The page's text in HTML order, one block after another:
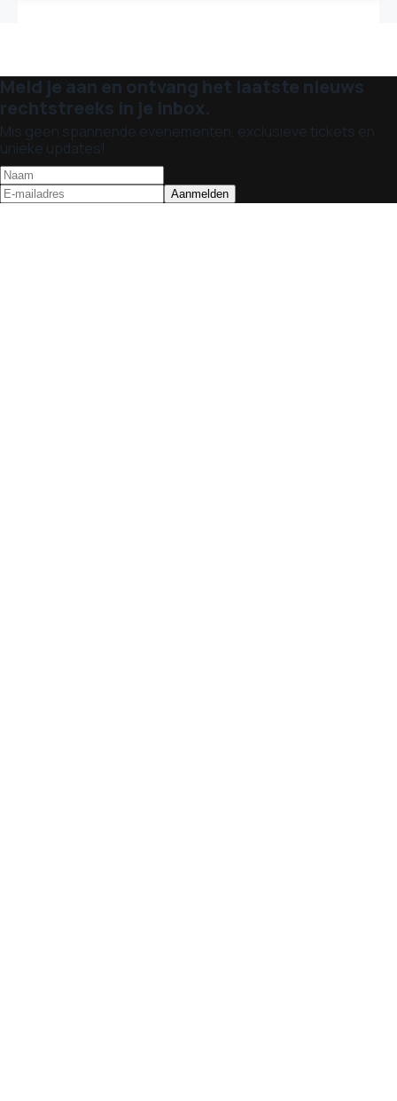
Meld je aan en ontvang het laatste nieuws
rechtstreeks in je inbox.
Mis geen spannende evenementen, exclusieve tickets en
unieke updates!